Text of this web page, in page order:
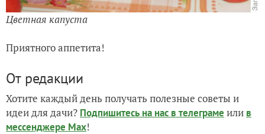
Цветная капуста
Приятного аппетита!
От редакции
Хотите каждый день получать полезные советы и
идеи для дачи? Подпишитесь на нас в телеграме или в
мессенджере Max!